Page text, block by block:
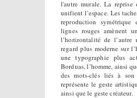
l'autre murale. La reprise
unifient l’espace. Les
reproduction
lignes rouges amènent
l’horizontalité de l’autre
regard plus moderne sur
une typographie plus
Borduas, l’homme, ainsi
des mots-clés liés à
représente le geste
ainsi que le geste créateur.